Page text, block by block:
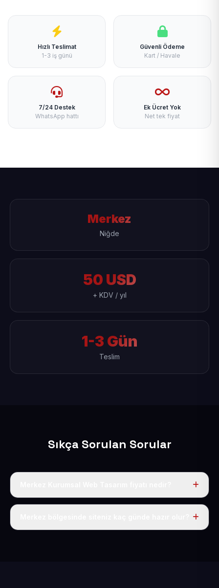
Hızlı Teslimat
1-3 iş günü
Güvenli Ödeme
Kart / Havale
7/24 Destek
WhatsApp hattı
Ek Ücret Yok
Net tek fiyat
Merkez
Niğde
50 USD
+ KDV / yıl
1-3 Gün
Teslim
Sıkça Sorulan Sorular
Tek fiyat uygulanır: yıllık 50 USD + KDV. Bu bedele alan